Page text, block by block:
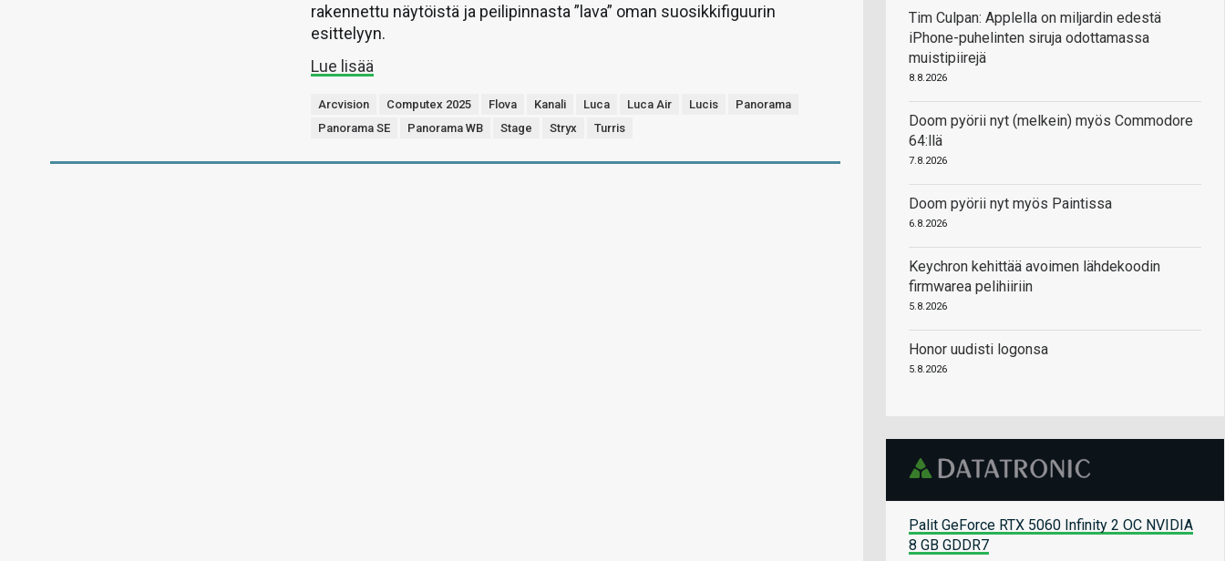
rakennettu näytöistä ja peilipinnasta ”lava” oman suosikkifiguurin
esittelyyn.
Lue lisää
Arcvision Computex 2025 Flova Kanali Luca Luca Air Lucis
Panorama
Panorama SE
Panorama WB Stage Stryx Turris
Tim Culpan: Applella on miljardin edestä
iPhone-puhelinten siruja odottamassa
muistipiirejä
8.8.2026
Doom pyörii nyt (melkein) myös Commodore
64:llä
7.8.2026
Doom pyörii nyt myös Paintissa
6.8.2026
Keychron kehittää avoimen lähdekoodin
firmwarea pelihiiriin
5.8.2026
Honor uudisti logonsa
5.8.2026
Palit GeForce RTX 5060 Infinity 2 OC NVIDIA
8 GB GDDR7